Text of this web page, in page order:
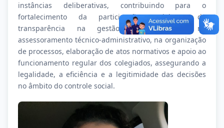
instâncias deliberativas, contribuindo para o
fortalecimento da participação social e da
transparência na gestão pública. Atua no
assessoramento técnico-administrativo, na organização
de processos, elaboração de atos normativos e apoio ao
funcionamento regular dos colegiados, assegurando a
legalidade, a eficiência e a legitimidade das decisões
no âmbito do controle social.